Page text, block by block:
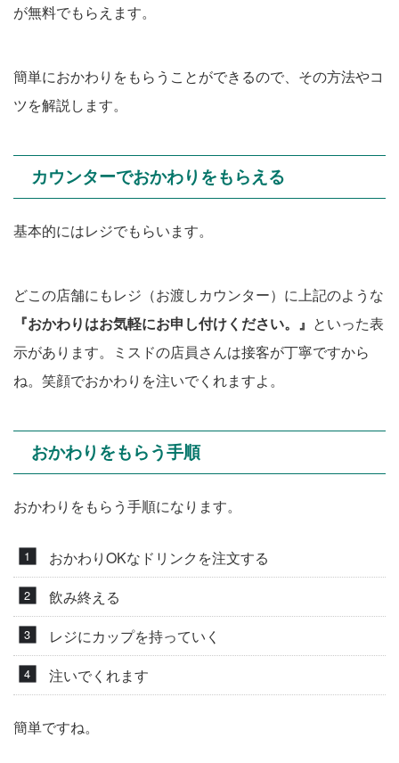
が無料でもらえます。
簡単におかわりをもらうことができるので、その方法やコ
ツを解説します。
カウンターでおかわりをもらえる
基本的にはレジでもらいます。
どこの店舗にもレジ（お渡しカウンター）に上記のような
『おかわりはお気軽にお申し付けください。』 といった表
示があります。ミスドの店員さんは接客が丁寧ですから
ね。笑顔でおかわりを注いでくれますよ。
おかわりをもらう手順
おかわりをもらう手順になります。
おかわりOKなドリンクを注文する
飲み終える
レジにカップを持っていく
注いでくれます
簡単ですね。